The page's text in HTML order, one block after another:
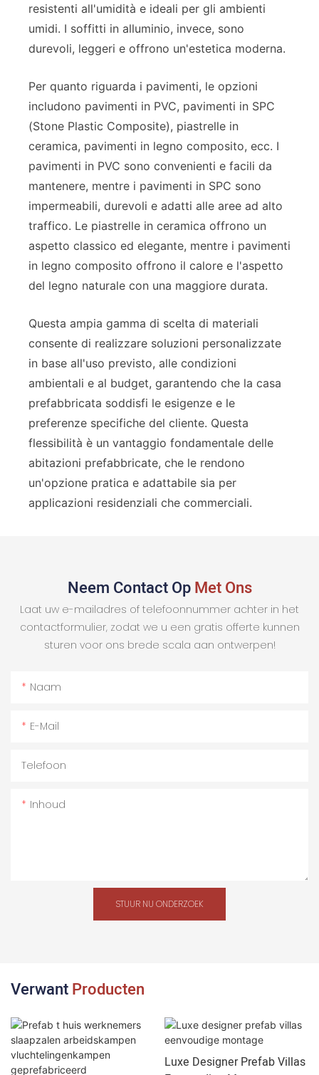
resistenti all'umidità e ideali per gli ambienti
umidi. I soffitti in alluminio, invece, sono
durevoli, leggeri e offrono un'estetica moderna.
Per quanto riguarda i pavimenti, le opzioni
includono pavimenti in PVC, pavimenti in SPC
(Stone Plastic Composite), piastrelle in
ceramica, pavimenti in legno composito, ecc. I
pavimenti in PVC sono convenienti e facili da
mantenere, mentre i pavimenti in SPC sono
impermeabili, durevoli e adatti alle aree ad alto
traffico. Le piastrelle in ceramica offrono un
aspetto classico ed elegante, mentre i pavimenti
in legno composito offrono il calore e l'aspetto
del legno naturale con una maggiore durata.
Questa ampia gamma di scelta di materiali
consente di realizzare soluzioni personalizzate
in base all'uso previsto, alle condizioni
ambientali e al budget, garantendo che la casa
prefabbricata soddisfi le esigenze e le
preferenze specifiche del cliente. Questa
flessibilità è un vantaggio fondamentale delle
abitazioni prefabbricate, che le rendono
un'opzione pratica e adattabile sia per
applicazioni residenziali che commerciali.
Neem Contact OpMet Ons
Laat uw e-mailadres of telefoonnummer achter in het
contactformulier, zodat we u een gratis offerte kunnen
sturen voor ons brede scala aan ontwerpen!
Naam
E-Mail
Telefoon
Inhoud
STUUR NU ONDERZOEK
VerwantProducten
Luxe Designer Prefab Villas